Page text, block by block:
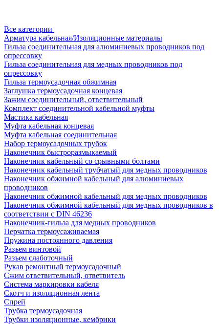
Все категории
Арматура кабельная/Изоляционные материалы
Гильза соединительная для алюминиевых проводников под
опрессовку
Гильза соединительная для медных проводников под
опрессовку
Гильза термоусадочная обжимная
Заглушка термоусадочная концевая
Зажим соединительный, ответвительный
Комплект соединительной кабельной муфты
Мастика кабельная
Муфта кабельная концевая
Муфта кабельная соединительная
Набор термоусадочных трубок
Наконечник быстроразмыкаемый
Наконечник кабельный со срывными болтами
Наконечник кабельный трубчатый для медных проводников
Наконечник обжимной кабельный для алюминиевых
проводников
Наконечник обжимной кабельный для медных проводников
Наконечник обжимной кабельный для медных проводников в
соответствии с DIN 46236
Наконечник-гильза для медных проводников
Перчатка термоусаживаемая
Пружина постоянного давления
Разъем винтовой
Разъем слаботочный
Рукав ремонтный термоусадочный
Сжим ответвительный, ответвитель
Система маркировки кабеля
Скотч и изоляционная лента
Спрей
Трубка термоусадочная
Трубки изоляционные, кембрики